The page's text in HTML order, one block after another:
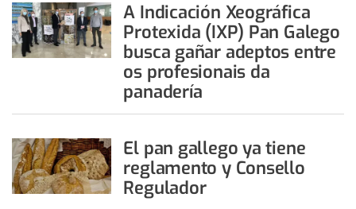
A Indicación Xeográfica
Protexida (IXP) Pan Galego
busca gañar adeptos entre
os profesionais da
panadería
El pan gallego ya tiene
reglamento y Consello
Regulador